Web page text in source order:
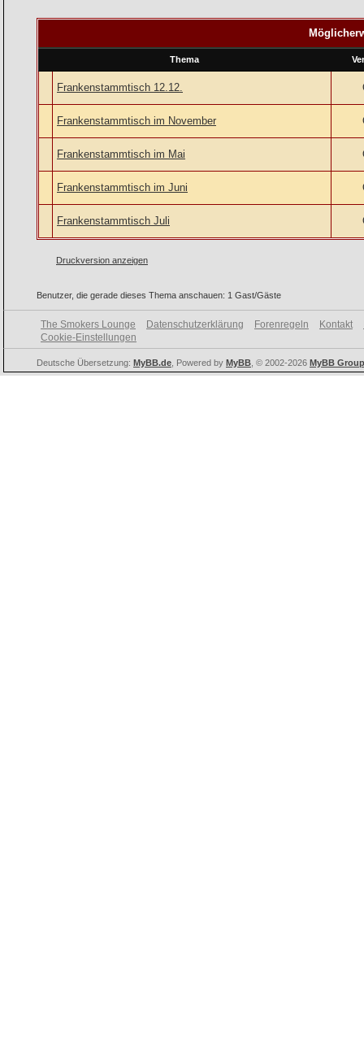
Thema
Frankenstammtisch 12.12.
Frankenstammtisch im November
Frankenstammtisch im Mai
Frankenstammtisch im Juni
Frankenstammtisch Juli
Druckversion anzeigen
Benutzer, die gerade dieses Thema anschauen: 1 Gast/Gäste
The Smokers Lounge Datenschutzerklärung Forenregeln Kontakt
Cookie-Einstellungen
Deutsche Übersetzung: MyBB.de , Powered by MyBB , © 2002-2026 MyBB Group